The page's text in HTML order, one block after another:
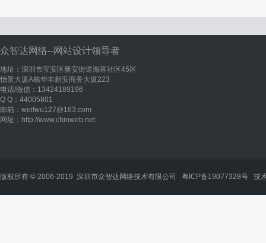
众智达网络--网站设计领导者
地址：深圳市宝安区新安街道海富社区45区
怡景大厦A栋华丰新安商务大厦223
电话/微信：13424189196
Q Q：44005801
邮箱：weifwu127@163.com
网址：http://www.chinweb.net
版权所有 © 2006-2019 深圳市众智达网络技术有限公司 粤ICP备19077328号 技